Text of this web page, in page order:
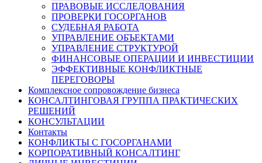
ПРАВОВЫЕ ИССЛЕДОВАНИЯ
ПРОВЕРКИ ГОСОРГАНОВ
СУДЕБНАЯ РАБОТА
УПРАВЛЕНИЕ ОБЪЕКТАМИ
УПРАВЛЕНИЕ СТРУКТУРОЙ
ФИНАНСОВЫЕ ОПЕРАЦИИ И ИНВЕСТИЦИИ
ЭФФЕКТИВНЫЕ КОНФЛИКТНЫЕ
ПЕРЕГОВОРЫ
Комплексное сопровождение бизнеса
КОНСАЛТИНГОВАЯ ГРУППА ПРАКТИЧЕСКИХ
РЕШЕНИЙ
КОНСУЛЬТАЦИИ
Контакты
КОНФЛИКТЫ С ГОСОРГАНАМИ
КОРПОРАТИВНЫЙ КОНСАЛТИНГ